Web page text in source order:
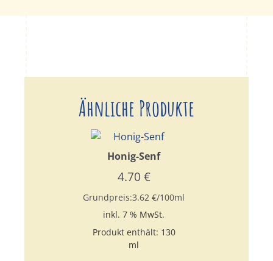
Ähnliche Produkte
Honig-Senf
4.70 €
Grundpreis:3.62€/100ml
inkl. 7 % MwSt.
Produkt enthält: 130
ml